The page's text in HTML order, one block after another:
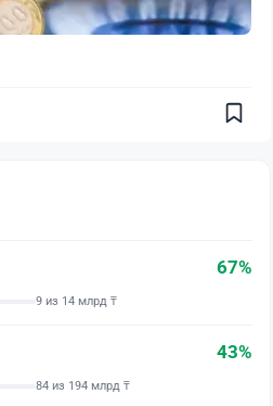
67%
9 из 14 млрд ₸
43%
84 из 194 млрд ₸